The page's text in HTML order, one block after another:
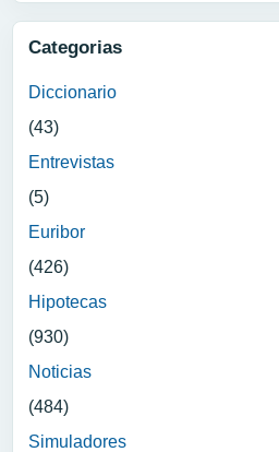
Categorias
Diccionario
(43)
Entrevistas
(5)
Euribor
(426)
Hipotecas
(930)
Noticias
(484)
Simuladores